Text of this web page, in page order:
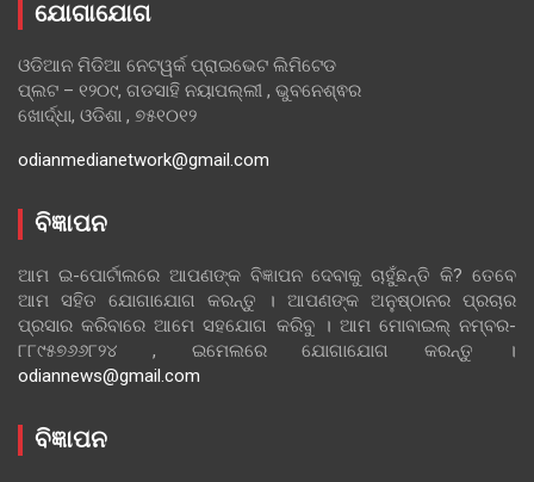
ଯୋଗାଯୋଗ
ଓଡିଆନ ମିଡିଆ ନେଟୱର୍କ ପ୍ରାଇଭେଟ ଲିମିଟେଡ
ପ୍ଲଟ – ୧୨୦୯, ଗଡସାହି ନୟାପଲ୍ଲୀ , ଭୁବନେଶ୍ଵର
ଖୋର୍ଦ୍ଧା, ଓଡିଶା , ୭୫୧୦୧୨
odianmedianetwork@gmail.com
ବିଜ୍ଞାପନ
ଆମ ଇ-ପୋର୍ଟାଲରେ ଆପଣଙ୍କ ବିଜ୍ଞାପନ ଦେବାକୁ ଚାହୁଁଛନ୍ତି କି? ତେବେ
ଆମ ସହିତ ଯୋଗାଯୋଗ କରନ୍ତୁ । ଆପଣଙ୍କ ଅନୁଷ୍ଠାନର ପ୍ରଚାର
ପ୍ରସାର କରିବାରେ ଆମେ ସହଯୋଗ କରିବୁ । ଆମ ମୋବାଇଲ୍ ନମ୍ବର-
୮୮୯୫୭୬୬୮୨୪ , ଇମେଲରେ ଯୋଗାଯୋଗ କରନ୍ତୁ ।
odiannews@gmail.com
ବିଜ୍ଞାପନ